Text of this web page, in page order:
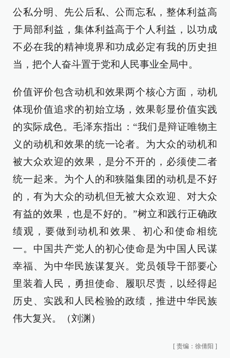
公私分明、先公后私、公而忘私，整体利益高
于局部利益，集体利益高于个人利益，以功成
不必在我的精神境界和功成必定有我的历史担
当，把个人奋斗置于党和人民事业全局中。
价值评价包含动机和效果两个核心方面，动机
体现价值追求的初始立场，效果彰显价值实践
的实际成色。毛泽东指出：“我们是辩证唯物主
义的动机和效果的统一论者。为大众的动机和
被大众欢迎的效果，是分不开的，必须使二者
统一起来。为个人的和狭隘集团的动机是不好
的，有为大众的动机但无被大众欢迎、对大众
有益的效果，也是不好的。”树立和践行正确政
绩观，要做到动机和效果、初心和使命相统
一。中国共产党人的初心使命是为中国人民谋
幸福、为中华民族谋复兴。党员领导干部要心
里装着人民，勇担使命、履职尽责，以经得起
历史、实践和人民检验的政绩，推进中华民族
伟大复兴。（刘渊）
[ 责编：徐倩阳 ]